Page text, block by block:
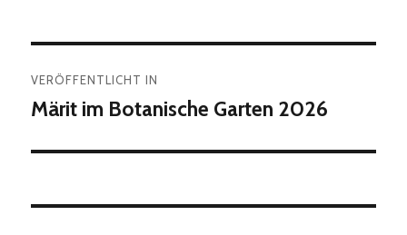
VERÖFFENTLICHT IN
Märit im Botanische Garten 2026